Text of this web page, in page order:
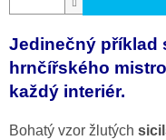
Jedinečný příklad
hrnčířského
každý interiér.
Bohatý vzor žlutých